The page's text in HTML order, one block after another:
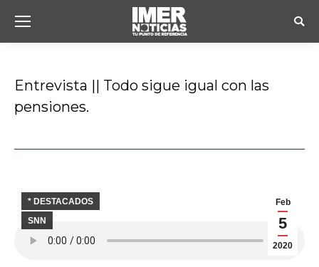
Entrevista || Todo sigue igual con las
pensiones.
Feb
5
2020
* DESTACADOS
SNN